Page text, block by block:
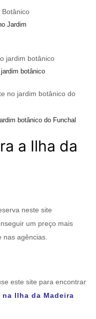
Jardim
botânico
botânico do Funchal
a Ilha da
neste site
um preço mais
agências.
este site para encontrar
na Ilha da Madeira